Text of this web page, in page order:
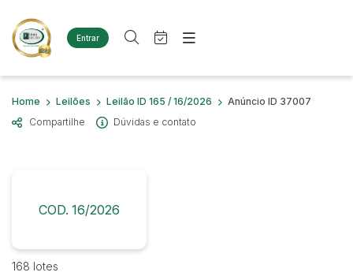
Entrar
Criar conta Entrar
Site
Agenda
Quem Somos
Diversos
Imóveis
Terreno
Busca por palavra-chave
Bairro
Quem Somos
Home Leilões Leilão ID 165 / 16/2026
Anúncio ID 37007
Compartilhe
Dúvidas e contato
COD. 16/2026
168 lotes